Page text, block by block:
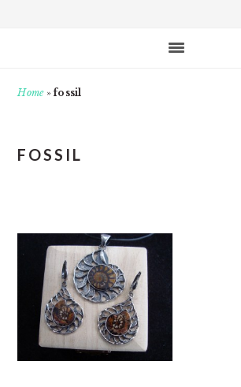
Home»fossil
FOSSIL